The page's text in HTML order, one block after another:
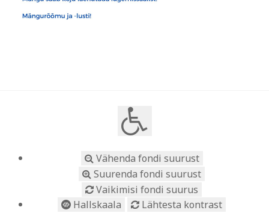
Vähenda fondi suurust
Suurenda fondi suurust
Vaikimisi fondi suurus
Hallskaala
Lähtesta kontrast